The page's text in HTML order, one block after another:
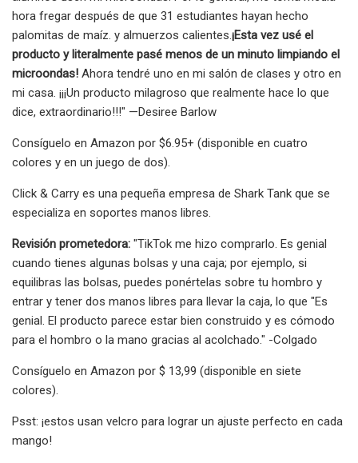
hora fregar después de que 31 estudiantes hayan hecho
palomitas de maíz. y almuerzos calientes.¡Esta vez usé el
producto y literalmente pasé menos de un minuto limpiando el
microondas! Ahora tendré uno en mi salón de clases y otro en
mi casa. ¡¡¡Un producto milagroso que realmente hace lo que
dice, extraordinario!!!" —Desiree Barlow
Consíguelo en Amazon por $6.95+ (disponible en cuatro
colores y en un juego de dos).
Click & Carry es una pequeña empresa de Shark Tank que se
especializa en soportes manos libres.
Revisión prometedora: "TikTok me hizo comprarlo. Es genial
cuando tienes algunas bolsas y una caja; por ejemplo, si
equilibras las bolsas, puedes ponértelas sobre tu hombro y
entrar y tener dos manos libres para llevar la caja, lo que "Es
genial. El producto parece estar bien construido y es cómodo
para el hombro o la mano gracias al acolchado." -Colgado
Consíguelo en Amazon por $ 13,99 (disponible en siete
colores).
Psst: ¡estos usan velcro para lograr un ajuste perfecto en cada
mango!